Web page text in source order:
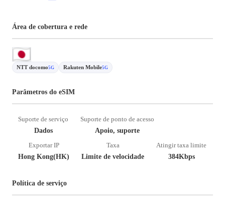
Área de cobertura e rede
NTT docomo5G Rakuten Mobile5G
Parâmetros do eSIM
Suporte de serviço
Dados
Suporte de ponto de acesso
Apoio, suporte
Exportar IP
Hong Kong(HK)
Taxa
Limite de velocidade
Atingir taxa limite
384Kbps
Política de serviço